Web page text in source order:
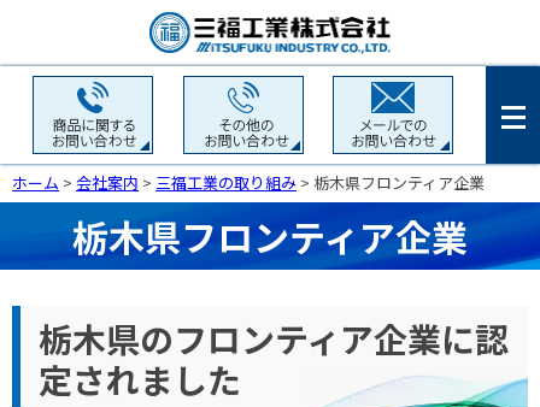
ホーム > 会社案内 > 三福工業の取り組み > 栃木県フロンティア企業
栃木県フロンティア企業
栃木県のフロンティア企業に認
定されました